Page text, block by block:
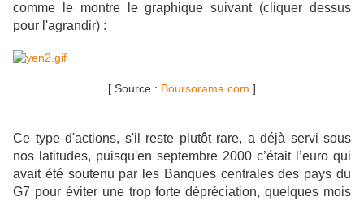
comme le montre le graphique suivant (cliquer dessus
pour l'agrandir) :
[ Source : Boursorama.com ]
Ce type d'actions, s'il reste plutôt rare, a déjà servi sous
nos latitudes, puisqu'en septembre 2000 c’était l’euro qui
avait été soutenu par les Banques centrales des pays du
G7 pour éviter une trop forte dépréciation, quelques mois